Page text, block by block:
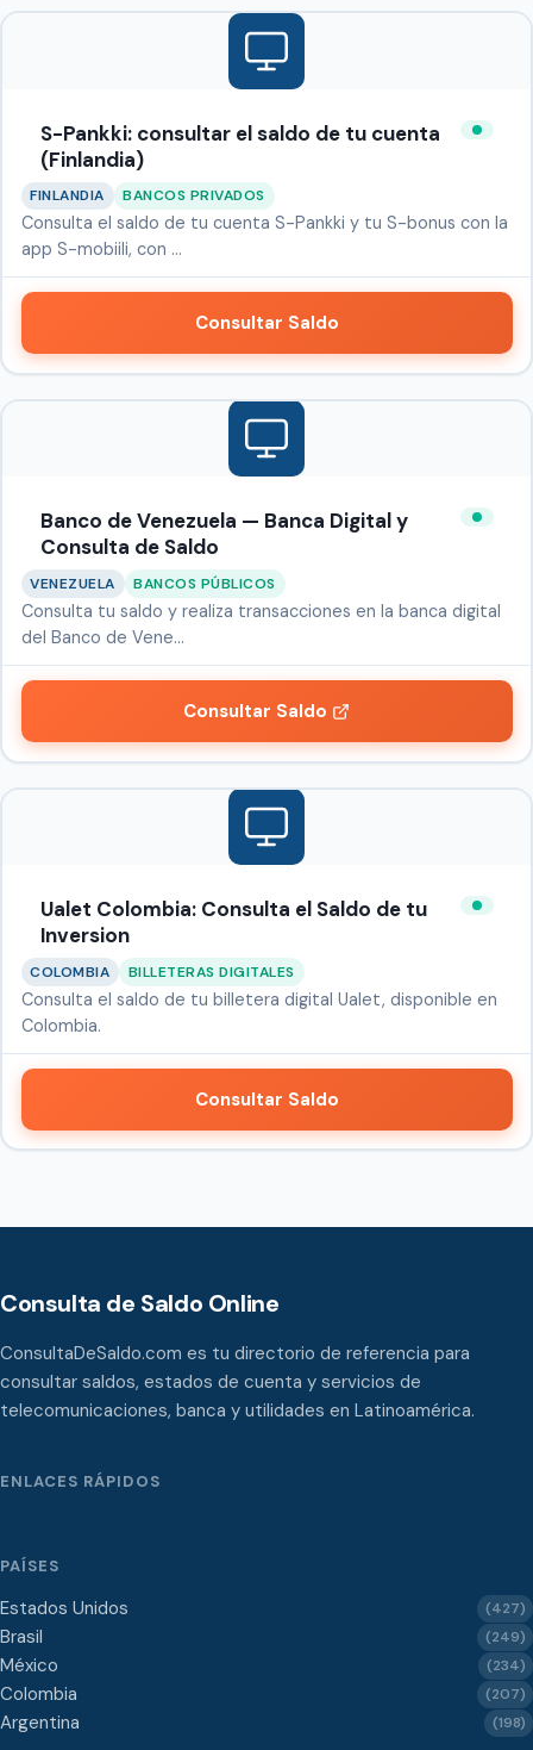
S-Pankki: consultar el saldo de tu cuenta
(Finlandia)
FINLANDIA BANCOS PRIVADOS
Consulta el saldo de tu cuenta S-Pankki y tu S-bonus con la
app S-mobiili, con …
Consultar Saldo
Banco de Venezuela — Banca Digital y
Consulta de Saldo
VENEZUELA BANCOS PÚBLICOS
Consulta tu saldo y realiza transacciones en la banca digital
del Banco de Vene…
Consultar Saldo
Ualet Colombia: Consulta el Saldo de tu
Inversion
COLOMBIA BILLETERAS DIGITALES
Consulta el saldo de tu billetera digital Ualet, disponible en
Colombia.
Consultar Saldo
Consulta de Saldo Online
ConsultaDeSaldo.com es tu directorio de referencia para
consultar saldos, estados de cuenta y servicios de
telecomunicaciones, banca y utilidades en Latinoamérica.
ENLACES RÁPIDOS
PAÍSES
Estados Unidos (427)
Brasil (249)
México (234)
Colombia (207)
Argentina (198)